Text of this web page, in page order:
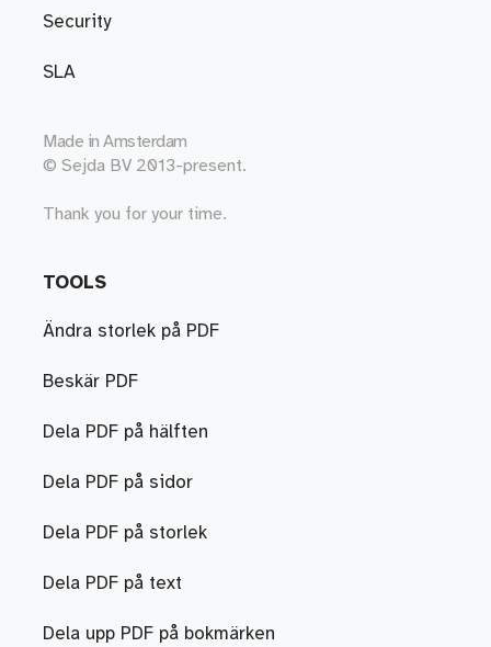
Security
SLA
Made in Amsterdam
© Sejda BV 2013-present.
Thank you for your time.
TOOLS
Ändra storlek på PDF
Beskär PDF
Dela PDF på hälften
Dela PDF på sidor
Dela PDF på storlek
Dela PDF på text
Dela upp PDF på bokmärken